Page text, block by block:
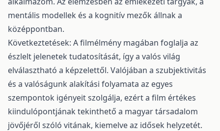
mentális modellek és a kognitív mezők állnak a
középpontban.
Következtetések: A filmélmény magában foglalja az
észlelt jelenetek tudatosítását, így a valós világ
elválasztható a képzelettől. Valójában a szubjektivitás
és a valóságunk alakítási folyamata az egyes
szempontok igényeit szolgálja, ezért a film értékes
kiindulópontjának tekinthető a magyar társadalom
jövőjéről szóló vitának, kiemelve az idősek helyzetét.